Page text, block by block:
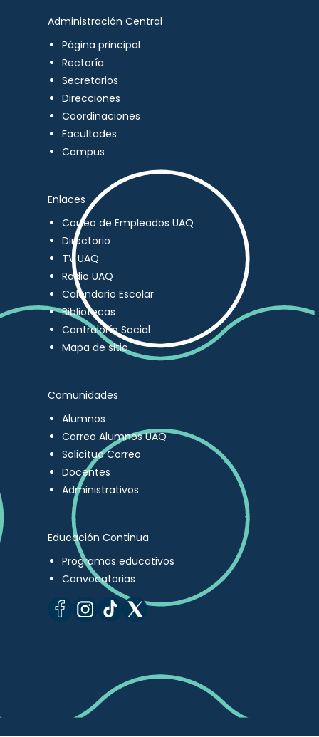
Administración Central
Página principal
Rectoría
Secretarios
Direcciones
Coordinaciones
Facultades
Campus
Enlaces
Correo de Empleados UAQ
Directorio
TV UAQ
Radio UAQ
Calendario Escolar
Bibliotecas
Contraloría Social
Mapa de sitio
Comunidades
Alumnos
Correo Alumnos UAQ
Solicitud Correo
Docentes
Administrativos
Educación Continua
Programas educativos
Convocatorias